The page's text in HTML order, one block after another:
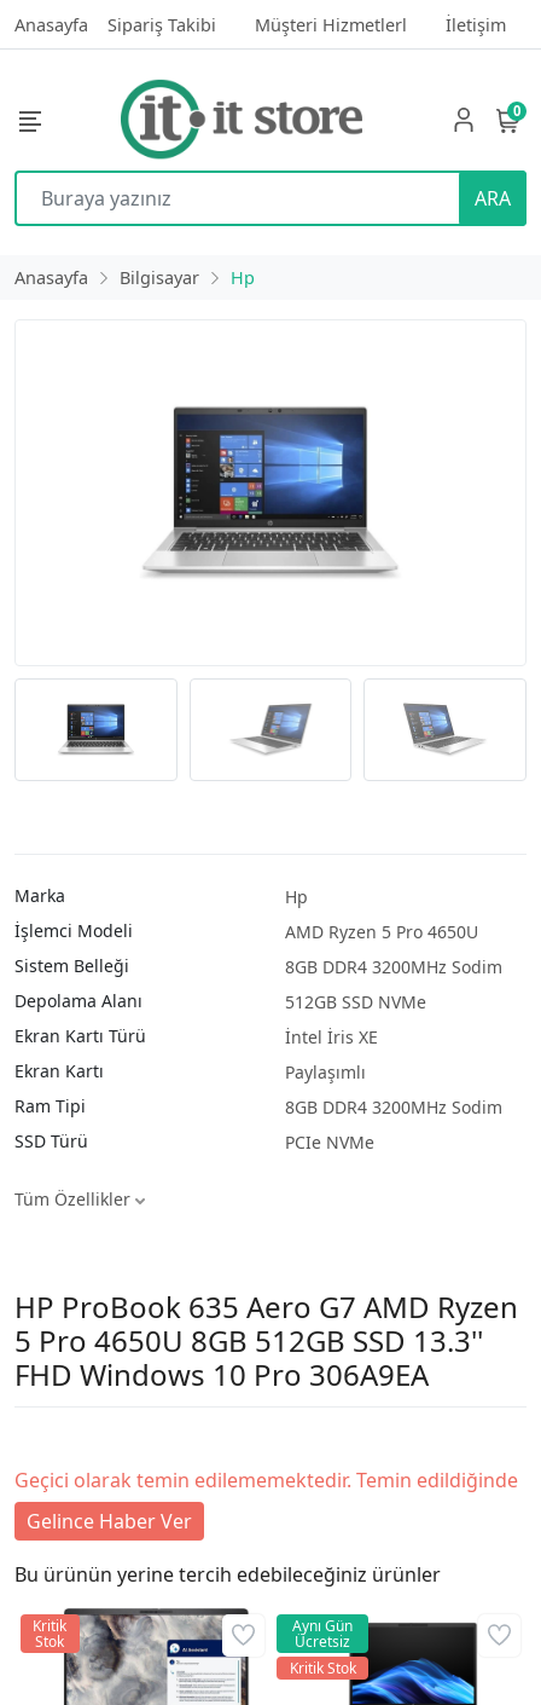
Anasayfa Sipariş Takibi Müşteri Hizmetlerl İletişim
ARA
0
Anasayfa Bilgisayar Hp
Marka
Hp
İşlemci Modeli
AMD Ryzen 5 Pro 4650U
Sistem Belleği
8GB DDR4 3200MHz Sodim
Depolama Alanı
512GB SSD NVMe
Ekran Kartı Türü
İntel İris XE
Ekran Kartı
Paylaşımlı
Ram Tipi
8GB DDR4 3200MHz Sodim
SSD Türü
PCIe NVMe
Tüm Özellikler
HP ProBook 635 Aero G7 AMD Ryzen
5 Pro 4650U 8GB 512GB SSD 13.3''
FHD Windows 10 Pro 306A9EA
Geçici olarak temin edilememektedir. Temin edildiğinde
Gelince Haber Ver
Bu ürünün yerine tercih edebileceğiniz ürünler
Kritik
Stok
Aynı Gün
Ücretsiz
Kritik Stok